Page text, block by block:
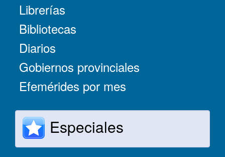
Librerías
Bibliotecas
Diarios
Gobiernos provinciales
Efemérides por mes
Especiales